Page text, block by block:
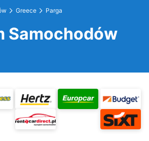
Greece Parga
Samochodów